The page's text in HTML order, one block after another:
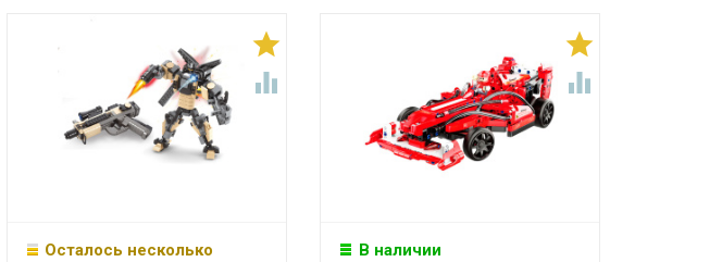


Осталось несколько


В наличии